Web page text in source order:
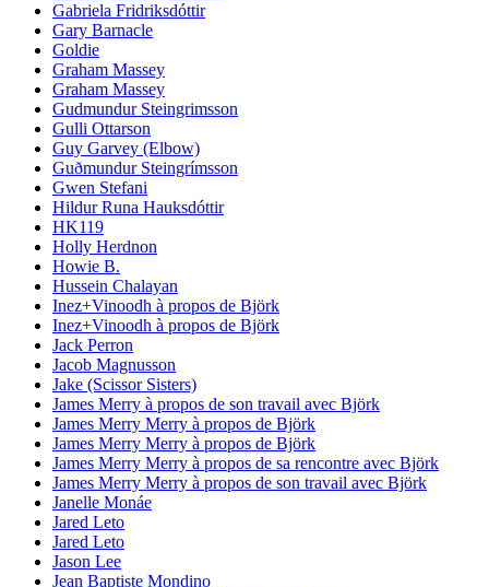
Gabriela Fridriksdóttir
Gary Barnacle
Goldie
Graham Massey
Graham Massey
Gudmundur Steingrimsson
Gulli Ottarson
Guy Garvey (Elbow)
Guðmundur Steingrímsson
Gwen Stefani
Hildur Runa Hauksdóttir
HK119
Holly Herdnon
Howie B.
Hussein Chalayan
Inez+Vinoodh à propos de Björk
Inez+Vinoodh à propos de Björk
Jack Perron
Jacob Magnusson
Jake (Scissor Sisters)
James Merry à propos de son travail avec Björk
James Merry Merry à propos de Björk
James Merry Merry à propos de Björk
James Merry Merry à propos de sa rencontre avec Björk
James Merry Merry à propos de son travail avec Björk
Janelle Monáe
Jared Leto
Jared Leto
Jason Lee
Jean Baptiste Mondino